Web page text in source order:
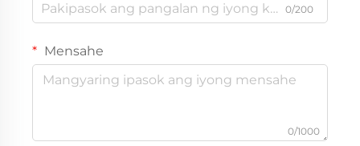
0/200
Mensahe
0/1000